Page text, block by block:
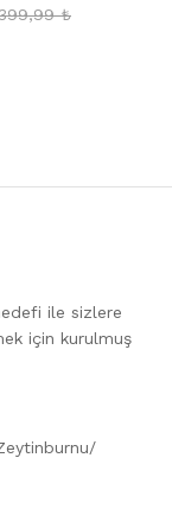
₺
ile sizlere
için kurulmuş